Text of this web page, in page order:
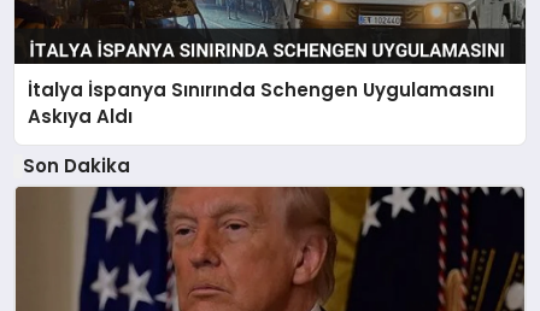
İtalya İspanya Sınırında Schengen Uygulamasını
Askıya Aldı
Son Dakika